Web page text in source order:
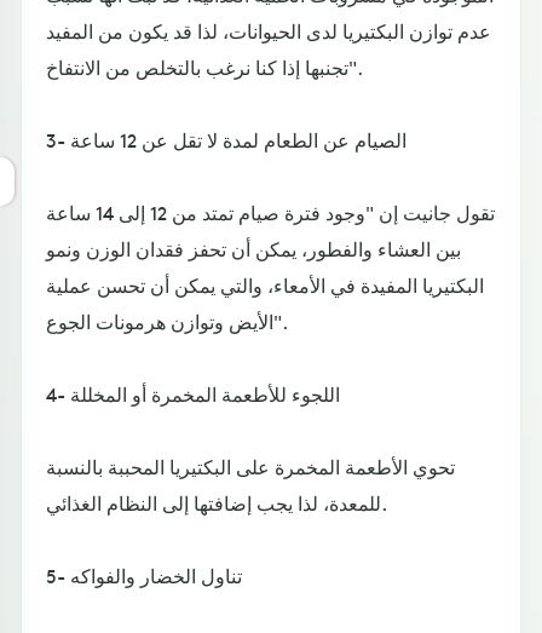
عدم توازن البكتيريا لدى الحيوانات، لذا قد يكون من المفيد
تجنبها إذا كنا نرغب بالتخلص من الانتفاخ".
3- الصيام عن الطعام لمدة لا تقل عن 12 ساعة
تقول جانيت إن "وجود فترة صيام تمتد من 12 إلى 14 ساعة
بين العشاء والفطور، يمكن أن تحفز فقدان الوزن ونمو
البكتيريا المفيدة في الأمعاء، والتي يمكن أن تحسن عملية
الأيض وتوازن هرمونات الجوع".
4- اللجوء للأطعمة المخمرة أو المخللة
تحوي الأطعمة المخمرة على البكتيريا المحببة بالنسبة
للمعدة، لذا يجب إضافتها إلى النظام الغذائي.
5- تناول الخضار والفواكه